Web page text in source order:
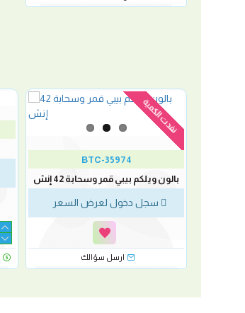
نفدت الكمية
BTC-35974
بالون ويلكم بيبي قمر وسحابة 42 إنش
سجل دخول لعرض السعر
ارسل سؤالك